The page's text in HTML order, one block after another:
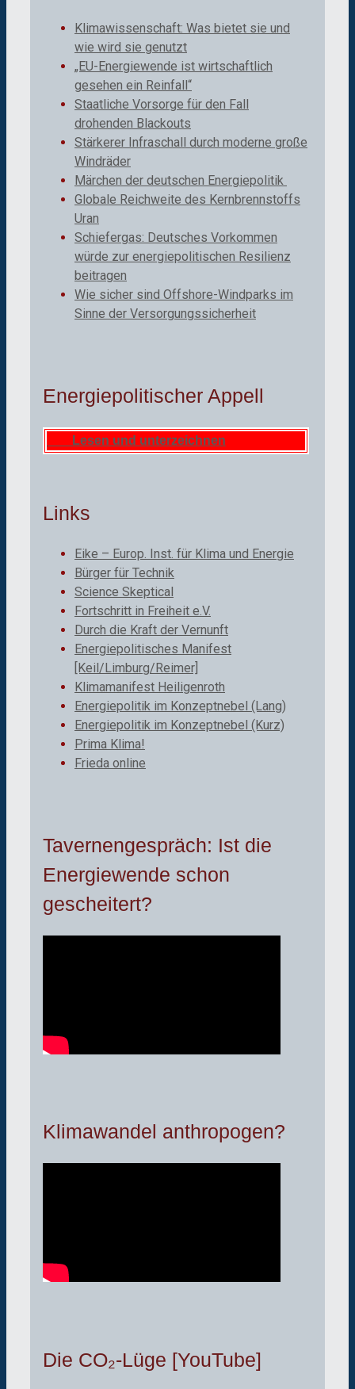
Klimawissenschaft: Was bietet sie und
wie wird sie genutzt
„EU-Energiewende ist wirtschaftlich
gesehen ein Reinfall“
Staatliche Vorsorge für den Fall
drohenden Blackouts
Stärkerer Infraschall durch moderne große
Windräder
Märchen der deutschen Energiepolitik
Globale Reichweite des Kernbrennstoffs
Uran
Schiefergas: Deutsches Vorkommen
würde zur energiepolitischen Resilienz
beitragen
Wie sicher sind Offshore-Windparks im
Sinne der Versorgungssicherheit
Energiepolitischer Appell
Lesen und unterzeichnen
Links
Eike – Europ. Inst. für Klima und Energie
Bürger für Technik
Science Skeptical
Fortschritt in Freiheit e.V.
Durch die Kraft der Vernunft
Energiepolitisches Manifest
[Keil/Limburg/Reimer]
Klimamanifest Heiligenroth
Energiepolitik im Konzeptnebel (Lang)
Energiepolitik im Konzeptnebel (Kurz)
Prima Klima!
Frieda online
Tavernengespräch: Ist die
Energiewende schon
gescheitert?
Klimawandel anthropogen?
Die CO₂-Lüge [YouTube]